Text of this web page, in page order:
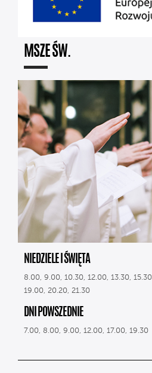
MSZE ŚW.
NIEDZIELE I ŚWIĘTA
8.00, 9.00, 10.30, 12.00, 13.30,
19.00, 20.20, 21.30
DNI POWSZEDNIE
7.00, 8.00, 9.00, 12.00, 17.00, 19.30